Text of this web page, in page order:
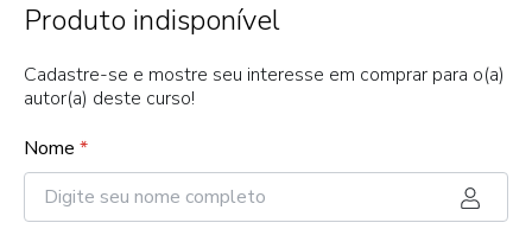
Produto indisponível
Cadastre-se e mostre seu interesse em comprar para o(a)
autor(a) deste curso!
Nome *